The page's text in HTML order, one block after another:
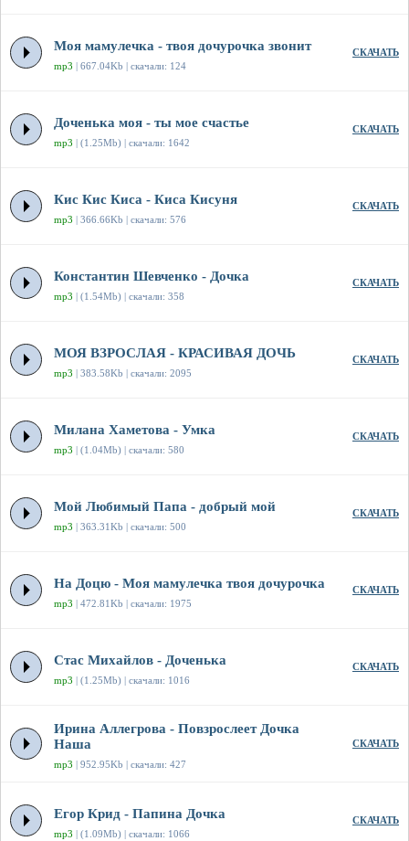
Моя мамулечка - твоя дочурочка звонит
mp3 | 667.04Kb | скачали: 124
СКАЧАТЬ
Доченька моя - ты мое счастье
mp3 | (1.25Mb) | скачали: 1642
СКАЧАТЬ
Кис Кис Киса - Киса Кисуня
mp3 | 366.66Kb | скачали: 576
СКАЧАТЬ
Константин Шевченко - Дочка
mp3 | (1.54Mb) | скачали: 358
СКАЧАТЬ
МОЯ ВЗРОСЛАЯ - КРАСИВАЯ ДОЧЬ
mp3 | 383.58Kb | скачали: 2095
СКАЧАТЬ
Милана Хаметова - Умка
mp3 | (1.04Mb) | скачали: 580
СКАЧАТЬ
Мой Любимый Папа - добрый мой
mp3 | 363.31Kb | скачали: 500
СКАЧАТЬ
На Доцю - Моя мамулечка твоя дочурочка
mp3 | 472.81Kb | скачали: 1975
СКАЧАТЬ
Стас Михайлов - Доченька
mp3 | (1.25Mb) | скачали: 1016
СКАЧАТЬ
Ирина Аллегрова - Повзрослеет Дочка
Наша
mp3 | 952.95Kb | скачали: 427
СКАЧАТЬ
Егор Крид - Папина Дочка
mp3 | (1.09Mb) | скачали: 1066
СКАЧАТЬ